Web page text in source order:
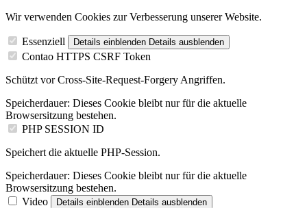
Wir verwenden Cookies zur Verbesserung unserer Website.
Essenziell Details einblenden Details ausblenden
Contao HTTPS CSRF Token
Schützt vor Cross-Site-Request-Forgery Angriffen.
Speicherdauer: Dieses Cookie bleibt nur für die aktuelle
Browsersitzung bestehen.
PHP SESSION ID
Speichert die aktuelle PHP-Session.
Speicherdauer: Dieses Cookie bleibt nur für die aktuelle
Browsersitzung bestehen.
Video
Details einblenden Details ausblenden